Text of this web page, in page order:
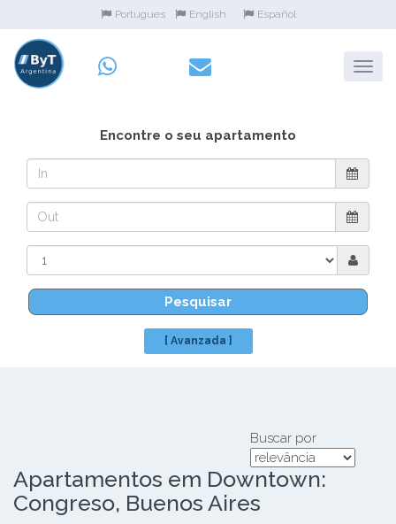
Portugues English Español
Encontre o seu apartamento
Pesquisar
[ Avanzada ]
Buscar por
Apartamentos em Downtown:
Congreso, Buenos Aires